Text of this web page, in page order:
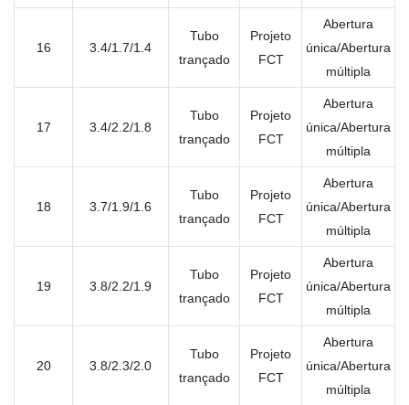
16 3.4/1.7/1.4
Tubo
trançado
Projeto
FCT
Abertura
única/Abertura
múltipla
17 3.4/2.2/1.8
Tubo
trançado
Projeto
FCT
Abertura
única/Abertura
múltipla
18 3.7/1.9/1.6
Tubo
trançado
Projeto
FCT
Abertura
única/Abertura
múltipla
19 3.8/2.2/1.9
Tubo
trançado
Projeto
FCT
Abertura
única/Abertura
múltipla
20 3.8/2.3/2.0
Tubo
trançado
Projeto
FCT
Abertura
única/Abertura
múltipla